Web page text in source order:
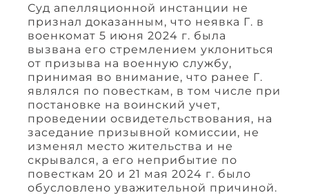
Суд апелляционной инстанции не
признал доказанным, что неявка Г. в
военкомат 5 июня 2024 г. была
вызвана его стремлением уклониться
от призыва на военную службу,
принимая во внимание, что ранее Г.
являлся по повесткам, в том числе при
постановке на воинский учет,
проведении освидетельствования, на
заседание призывной комиссии, не
изменял место жительства и не
скрывался, а его неприбытие по
повесткам 20 и 21 мая 2024 г. было
обусловлено уважительной причиной.